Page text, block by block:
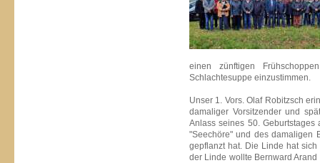
einen zünftigen
Schlachtesuppe einzustimmen.
Unser 1. Vors. Olaf Robitzsch
damaliger Vorsitzender und
Anlass seines 50.
"Seechöre" und des damaligen
gepflanzt hat. Die Linde hat
der Linde wollte Bernward